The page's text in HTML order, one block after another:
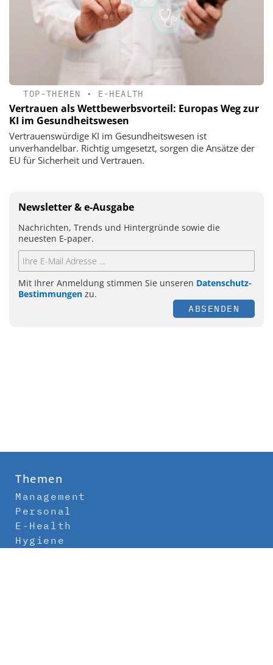
TOP-THEMEN • E-HEALTH
Vertrauen als Wettbewerbsvorteil: Europas Weg zur
KI im Gesundheitswesen
Vertrauenswürdige KI im Gesundheitswesen ist
unverhandelbar. Richtig umgesetzt, sorgen die Ansätze der
EU für Sicherheit und Vertrauen.
Newsletter & e-Ausgabe
Nachrichten, Trends und Hintergründe sowie die
neuesten E-paper.
Mit Ihrer Anmeldung stimmen Sie unseren Datenschutz-
Bestimmungen zu.
ABSENDEN
Themen
Management
Personal
E-Health
Hygiene